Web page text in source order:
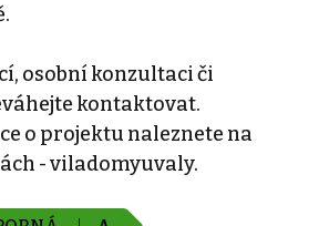
osobní konzultaci či
kontaktovat.
o projektu naleznete na
- viladomyuvaly.